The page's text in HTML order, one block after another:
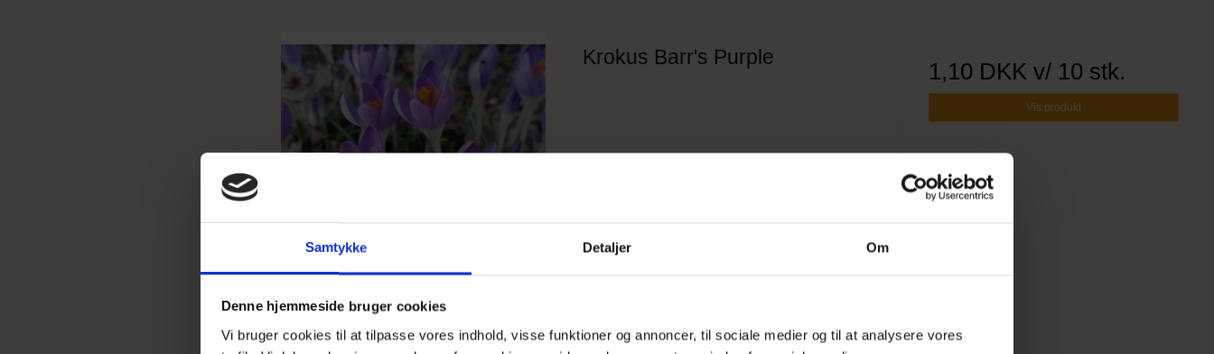
Samtykke Detaljer Om
Denne hjemmeside bruger cookies
Vi bruger cookies til at tilpasse vores indhold, visse funktioner og annoncer, til sociale medier og til at analysere vores
Krokus Barr's Purple
1,10 DKK v/ 10 stk.
Vis produkt